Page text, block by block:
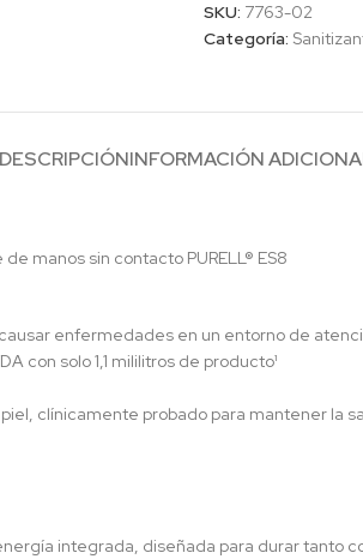
SKU: 7763-02
Categoría:
DESCRIPCIÓNINFORMACIÓN
manos sin contacto PURELL® ES8
enfermedades en un entorno de
con solo 1,1 mililitros de producto¹
clínicamente probado para mantener la
integrada, diseñada para durar tanto